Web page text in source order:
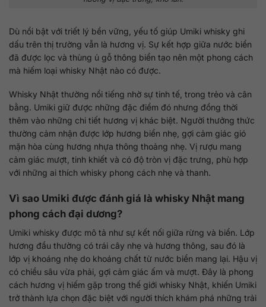
Dù nổi bật với triết lý bền vững, yếu tố giúp Umiki whisky ghi
dấu trên thị trường vẫn là hương vị. Sự kết hợp giữa nước biển
đã được lọc và thùng ủ gỗ thông biển tạo nên một phong cách
mà hiếm loại whisky Nhật nào có được.
Whisky Nhật thường nổi tiếng nhờ sự tinh tế, trong trẻo và cân
bằng. Umiki giữ được những đặc điểm đó nhưng đồng thời
thêm vào những chi tiết hương vị khác biệt. Người thưởng thức
thường cảm nhận được lớp hương biển nhẹ, gợi cảm giác gió
mặn hòa cùng hương nhựa thông thoảng nhẹ. Vị rượu mang
cảm giác mượt, tinh khiết và có độ tròn vị đặc trưng, phù hợp
với những ai thích whisky phong cách nhẹ và thanh.
Vì sao Umiki được đánh giá là whisky Nhật mang
phong cách đại dương?
Umiki whisky được mô tả như sự kết nối giữa rừng và biển. Lớp
hương đầu thường có trái cây nhẹ và hương thông, sau đó là
lớp vị khoáng nhẹ do khoáng chất từ nước biển mang lại. Hậu vị
có chiều sâu vừa phải, gợi cảm giác ấm và mượt. Đây là phong
cách hương vị hiếm gặp trong thế giới whisky Nhật, khiến Umiki
trở thành lựa chọn đặc biệt với người thích khám phá những trải